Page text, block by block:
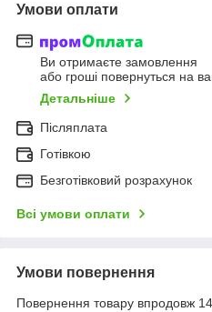
Умови оплати
Ви отримаєте замовлення
або гроші повернуться на
Детальніше
Післяплата
Готівкою
Безготівковий розрахунок
Всі умови оплати
Умови повернення
Повернення товару впродовж